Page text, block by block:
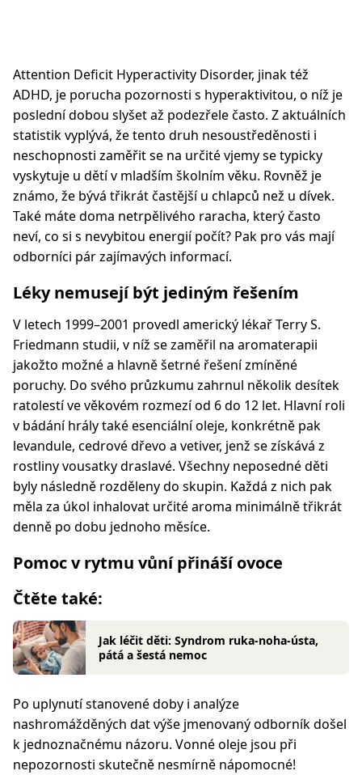
Attention Deficit Hyperactivity Disorder, jinak též
ADHD, je porucha pozornosti s hyperaktivitou, o níž je
poslední dobou slyšet až podezřele často. Z aktuálních
statistik vyplývá, že tento druh nesoustředěnosti i
neschopnosti zaměřit se na určité vjemy se typicky
vyskytuje u dětí v mladším školním věku. Rovněž je
známo, že bývá třikrát častější u chlapců než u dívek.
Také máte doma netrpělivého raracha, který často
neví, co si s nevybitou energií počít? Pak pro vás mají
odborníci pár zajímavých informací.
Léky nemusejí být jediným řešením
V letech 1999–2001 provedl americký lékař Terry S.
Friedmann studii, v níž se zaměřil na aromaterapii
jakožto možné a hlavně šetrné řešení zmíněné
poruchy. Do svého průzkumu zahrnul několik desítek
ratolestí ve věkovém rozmezí od 6 do 12 let. Hlavní roli
v bádání hrály také esenciální oleje, konkrétně pak
levandule, cedrové dřevo a vetiver, jenž se získává z
rostliny vousatky draslavé. Všechny neposedné děti
byly následně rozděleny do skupin. Každá z nich pak
měla za úkol inhalovat určité aroma minimálně třikrát
denně po dobu jednoho měsíce.
Pomoc v rytmu vůní přináší ovoce
Čtěte také:
Jak léčit děti: Syndrom ruka-noha-ústa,
pátá a šestá nemoc
Po uplynutí stanovené doby i analýze
nashromážděných dat výše jmenovaný odborník došel
k jednoznačnému názoru. Vonné oleje jsou při
nepozornosti skutečně nesmírně nápomocné!